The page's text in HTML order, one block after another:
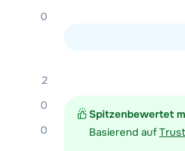
Spitzenbewertet
Basierend auf
0
2
0
0